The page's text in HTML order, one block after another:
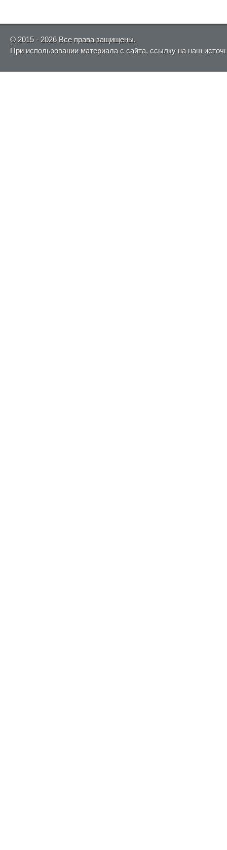
© 2015 - 2026 Все права защищены.
При использовании материала с сайта, ссылку на наш